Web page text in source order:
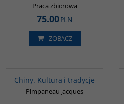
Praca zbiorowa
75.00PLN
ZOBACZ
Chiny. Kultura i tradycje
Pimpaneau Jacques